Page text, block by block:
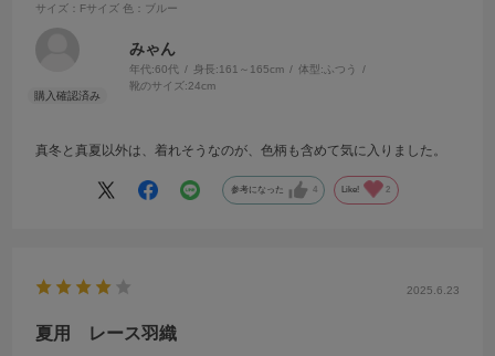
サイズ：Fサイズ 色：ブルー
みゃん
年代:60代 身長:161～165cm 体型: ふつう
靴のサイズ:24cm
真冬と真夏以外は、着れそうなのが、色柄も含めて気に入りました。
参考になった 4 Like! 2
2025.6.23
夏用 レース羽織